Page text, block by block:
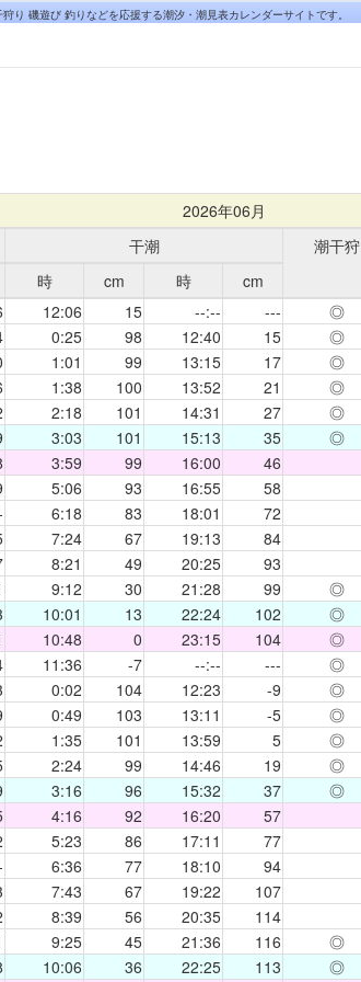
狩り 磯遊び 釣りなどを応援する潮汐・潮見表カレンダーサイトです。
2026年06月
干潮 潮干狩
時 cm 時
cm
12:06 15 --:-- --- ◎
0:25 98 12:40 15 ◎
1:01 99 13:15 17 ◎
1:38 100 13:52 21 ◎
2:18 101 14:31 27 ◎
3:03 101 15:13 35 ◎
3:59 99 16:00 46
5:06 93 16:55 58
6:18 83 18:01 72
7:24 67 19:13 84
8:21 49 20:25 93
9:12 30 21:28 99 ◎
10:01 13 22:24 102 ◎
10:48 0 23:15 104 ◎
11:36 -7 --:-- --- ◎
0:02 104 12:23 -9 ◎
0:49 103 13:11 -5 ◎
1:35 101 13:59 5 ◎
2:24 99 14:46 19 ◎
3:16 96 15:32 37 ◎
4:16 92 16:20 57
5:23 86 17:11 77
6:36 77 18:10 94
7:43 67 19:22 107
8:39 56 20:35 114
9:25 45 21:36 116 ◎
10:06 36 22:25 113 ◎